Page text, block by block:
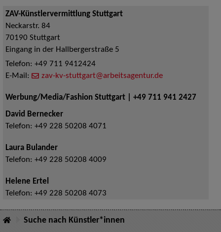
ZAV-Künstlervermittlung Stuttgart
Neckarstr. 84
70190 Stuttgart
Eingang in der Hallbergerstraße 5
Telefon: +49 711 9412424
E-Mail:
zav-kv-stuttgart@arbeitsagentur.de
Werbung/Media/Fashion Stuttgart | +49 711 941 2427
David Bernecker
Telefon: +49 228 50208 4071
Laura Bulander
Telefon: +49 228 50208 4009
Helene Ertel
Telefon: +49 228 50208 4073
Suche nach Künstler*innen